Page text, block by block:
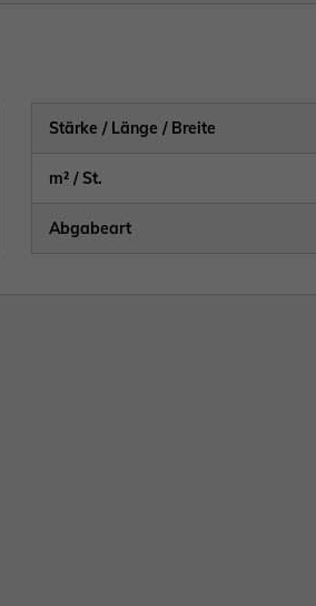
Stärke / Länge / Breite
m² / St.
Abgabeart